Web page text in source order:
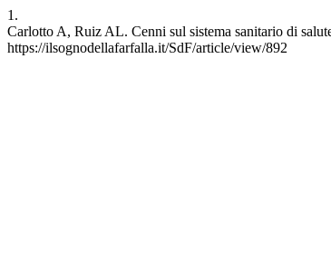
1.
Carlotto A, Ruiz AL. Cenni sul sistema sanitario di
https://ilsognodellafarfalla.it/SdF/article/view/892